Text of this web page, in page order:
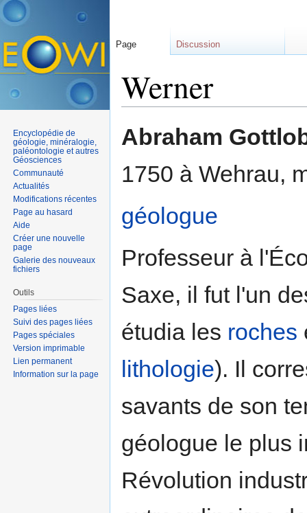
Werner
Abraham
1750 à Wehrau,
géologue
Professeur à
Saxe, il fut l'un
étudia les roches
lithologie). Il
savants de son
géologue le plus
Révolution
Page Discussion
Encyclopédie de
géologie, minéralogie,
paléontologie et autres
Géosciences
Communauté
Actualités
Modifications récentes
Page au hasard
Aide
Créer une nouvelle
page
Galerie des nouveaux
fichiers
Outils
Pages liées
Suivi des pages liées
Pages spéciales
Version imprimable
Lien permanent
Information sur la page